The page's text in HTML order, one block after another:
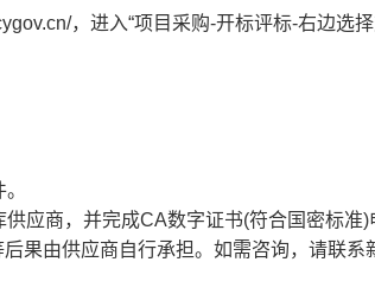
，进入“项目采购-开标评标-右边选
应商，并完成CA数字证书(符合国密标准
果由供应商自行承担。如需咨询，请联系